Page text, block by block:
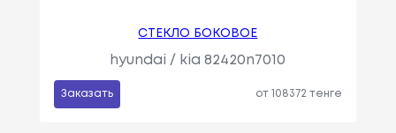
СТЕКЛО БОКОВОЕ
hyundai / kia 82420n7010
Заказать от 108372 тенге